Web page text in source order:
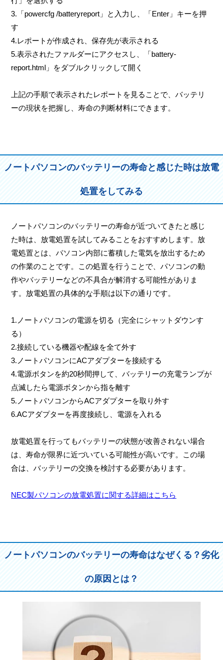
3.「powercfg /batteryreport」と入力し、「Enter」キーを押
す
4.レポートが作成され、保存先が表示される
5.表示されたファルダーにアクセスし、「battery-
report.html」をダブルクリックして開く
上記の手順で表示されたレポートを見ることで、バッテリ
ーの現状を把握し、寿命の判断材料にできます。
ノートパソコンのバッテリーの寿命と感じた時は放電
処置をしてみる
ノートパソコンのバッテリーの寿命が近づいてきたと感じ
た時は、放電処置を試してみることをおすすめします。放
電処置とは、パソコン内部に蓄積した電気を放出するため
の作業のことです。この処置を行うことで、パソコンの動
作やバッテリーなどの不具合が解消する可能性がありま
す。放電処置の具体的な手順は以下の通りです。
1.ノートパソコンの電源を切る（完全にシャットダウンす
る）
2.接続している機器や配線を全て外す
3.ノートパソコンにACアダプターを接続する
4.電源ボタンを約20秒間押して、バッテリーの充電ランプが
点滅したら電源ボタンから指を離す
5.ノートパソコンからACアダプターを取り外す
6.ACアダプターを再度接続し、電源を入れる
放電処置を行ってもバッテリーの状態が改善されない場合
は、寿命が限界に近づいている可能性が高いです。この場
合は、バッテリーの交換を検討する必要があります。
NEC製パソコンの放電処置に関する詳細はこちら
ノートパソコンのバッテリーの寿命はなぜくる？劣化
の原因とは？